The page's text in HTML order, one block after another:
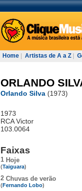
Home Artistas de A a Z
ORLANDO
Orlando Silva (1973)
1973
RCA Victor
103.0064
Faixas
1 Hoje
(Taiguara)
2 Chuvas de verão
(Fernando Lobo)